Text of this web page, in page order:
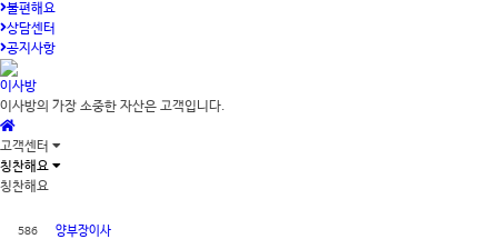
불편해요
상담센터
공지사항
이사방
이사방의 가장 소중한 자산은 고객입니다.
고객센터
칭찬해요
칭찬해요
586
양부장이사